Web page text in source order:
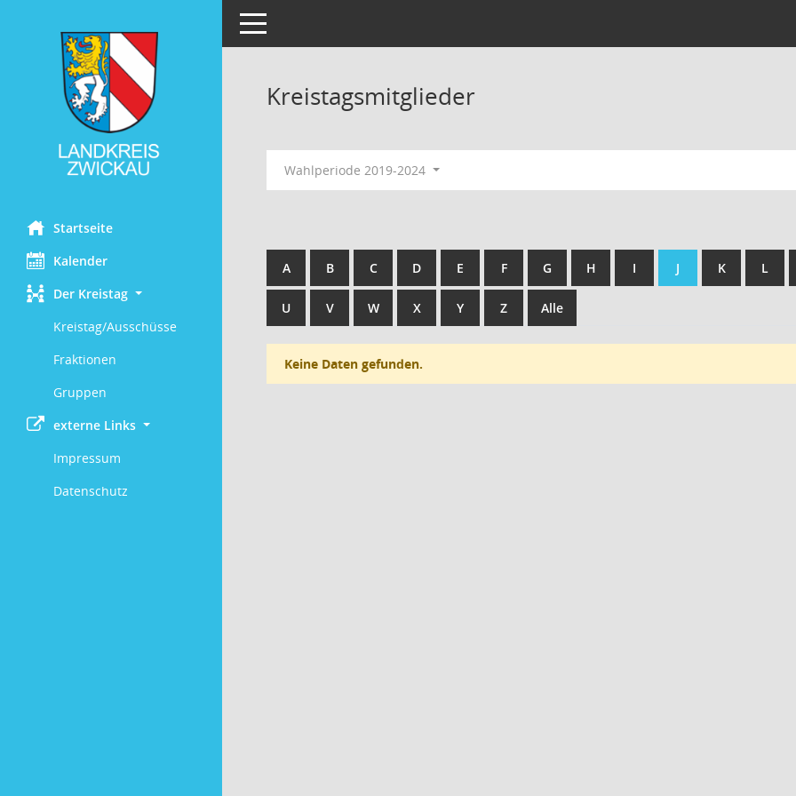
Startseite
Kalender
Der Kreistag
Kreistag/Ausschüsse
Fraktionen
Gruppen
externe Links
Impressum
Datenschutz
Toggle navigation
Kreistagsmitglieder
Wahlperiode 2019-2024
A B C D E F G H I J K L
U V W X Y Z Alle
Keine Daten gefunden.